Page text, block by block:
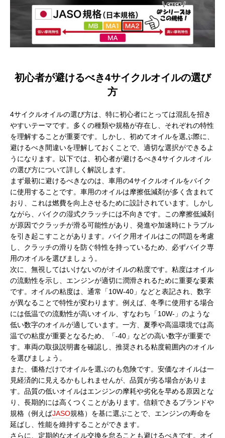
初心者が避けるべき4サイクルオイルの選び
方
4サイクルオイルの選び方は、特に初心者にとっては混乱を招き
やすいテーマです。多くの種類や規格が存在し、それぞれの特性
を理解することが重要です。しかし、初めてオイルを選ぶ際に、
避けるべき間違いを理解しておくことで、適切な選択ができるよ
うになります。以下では、初心者が避けるべき4サイクルオイル
の選び方について詳しく解説します。
まず最初に避けるべきなのは、車用の4サイクルオイルをバイク
に使用することです。車用のオイルは摩擦低減剤が多く含まれて
おり、これは燃費を向上させるために設計されています。しかし
ながら、バイクの湿式クラッチには不向きです。この摩擦低減剤
が原因でクラッチが滑る可能性があり、発進や加速時にトラブル
を引き起こすことがあります。バイク用オイルはこの問題を考慮
し、クラッチの滑りを防ぐ特性を持っているため、必ずバイク専
用のオイルを選びましょう。
次に、無視してはいけないのがオイルの粘度です。粘度はオイル
の流動性を示し、エンジンが適切に潤滑されるために重要な要素
です。オイルの粘度は、通常「10W-40」などと表記され、数字
が異なることで特性が変わります。例えば、冬季に使用する場合
には低温での流動性が高いオイル、すなわち「10W-」のような
低い数字のオイルが適しています。一方、夏季や高温環境では高
温での粘度が重要となるため、「-40」などの高い数字が重要で
す。車両の取扱説明書を確認し、推奨される粘度範囲内のオイル
を選びましょう。
また、価格だけでオイルを選ぶのも危険です。安価なオイルは一
見経済的に見えるかもしれませんが、品質が劣る場合がありま
す。品質の低いオイルはエンジンの摩耗や劣化を早める原因とな
り、長期的には高くつくことがあります。信頼できるブランドや
規格（例えばJASO規格）を基に選ぶことで、エンジンの寿命を
延ばし、性能を維持することができます。
さらに、定期的なオイル交換を怠ることも避けるべきです。オイ